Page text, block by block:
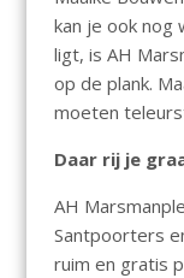
kan je ook nog
ligt, is AH
op de plank.
moeten
Daar rij je
AH
Santpoorters
ruim en gratis